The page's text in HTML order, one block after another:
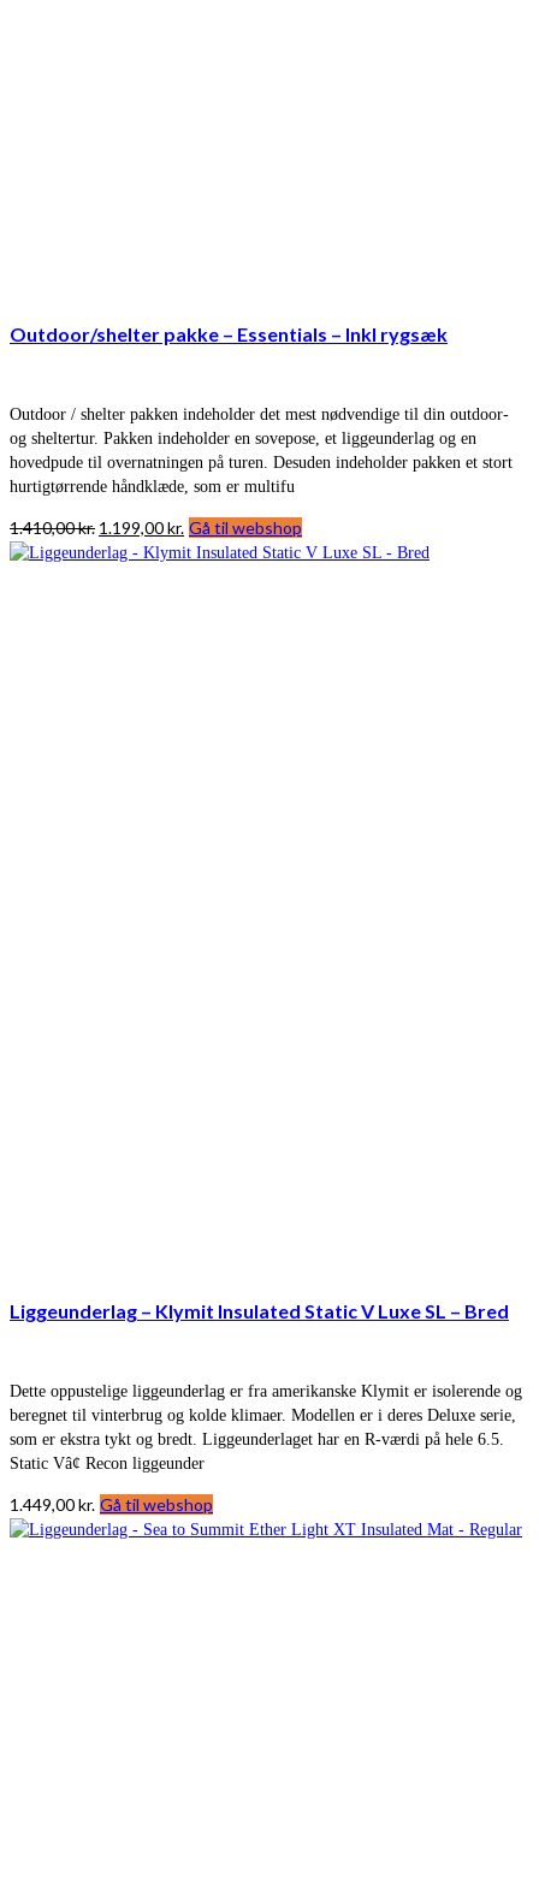
Outdoor/shelter pakke – Essentials – Inkl rygsæk
Outdoor / shelter pakken indeholder det mest nødvendige til din outdoor-
og sheltertur. Pakken indeholder en sovepose, et liggeunderlag og en
hovedpude til overnatningen på turen. Desuden indeholder pakken et stort
hurtigtørrende håndklæde, som er multifu
1.410,00kr. Den
oprindelige
1.199,00kr. Den
aktuelle
Gå til webshop
Liggeunderlag – Klymit Insulated Static V Luxe SL – Bred
Dette oppustelige liggeunderlag er fra amerikanske Klymit er isolerende og
beregnet til vinterbrug og kolde klimaer. Modellen er i deres Deluxe serie,
som er ekstra tykt og bredt. Liggeunderlaget har en R-værdi på hele 6.5.
Static Vâ¢ Recon liggeunder
1.449,00kr. Gå til webshop